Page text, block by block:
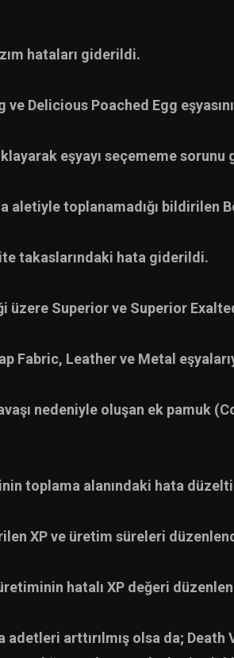
hataları giderildi.
ve Delicious Poached Egg
eşyayı seçememe sorunu
aletiyle toplanamadığı bildirilen
takaslarındaki hata giderildi.
Superior ve Superior
Fabric, Leather ve Metal
nedeniyle oluşan ek pamuk
toplama alanındaki hata
XP ve üretim süreleri
hatalı XP değeri
arttırılmış olsa da;